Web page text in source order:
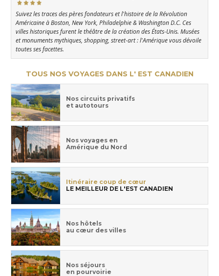
Suivez les traces des pères fondateurs et l'histoire de la Révolution
Américaine à Boston, New York, Philadelphie & Washington D.C. Ces
villes historiques furent le théâtre de la création des États-Unis. Musées
et monuments mythiques, shopping, street-art : l'Amérique vous dévoile
toutes ses facettes.
TOUS NOS VOYAGES DANS L' EST CANADIEN
Nos circuits privatifs
et autotours
Nos voyages en
Amérique du Nord
Itinéraire coup de cœur
LE MEILLEUR DE L'EST CANADIEN
Nos hôtels
au cœur des villes
Nos séjours
en pourvoirie